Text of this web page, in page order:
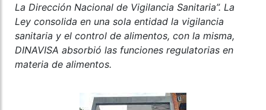
La Dirección Nacional de Vigilancia Sanitaria”. La
Ley consolida en una sola entidad la vigilancia
sanitaria y el control de alimentos, con la misma,
DINAVISA absorbió las funciones regulatorias en
materia de alimentos.